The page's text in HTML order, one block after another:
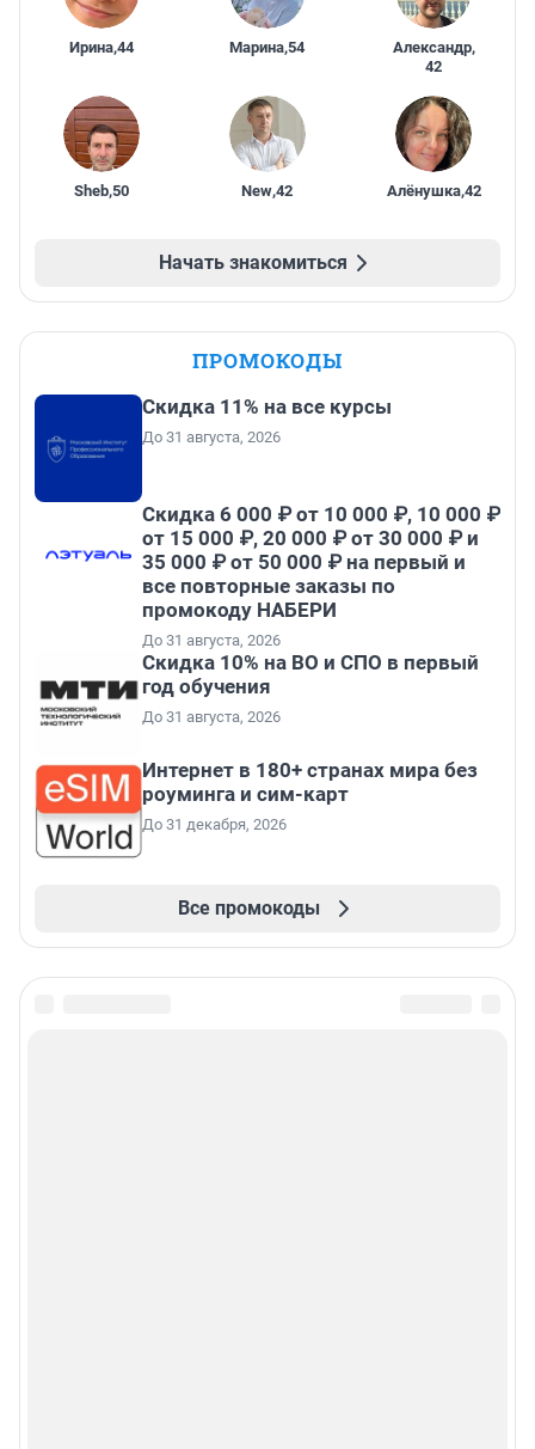
Ирина,44 Марина,54 Александр,
42
Sheb,50 New,42 Алёнушка,42
Начать знакомиться
ПРОМОКОДЫ
Скидка 11% на все курсы
До 31 августа, 2026
Скидка 6 000 ₽ от 10 000 ₽, 10 000 ₽
от 15 000 ₽, 20 000 ₽ от 30 000 ₽ и
35 000 ₽ от 50 000 ₽ на первый и
все повторные заказы по
промокоду НАБЕРИ
До 31 августа, 2026
Скидка 10% на ВО и СПО в первый
год обучения
До 31 августа, 2026
Интернет в 180+ странах мира без
роуминга и сим-карт
До 31 декабря, 2026
Все промокоды